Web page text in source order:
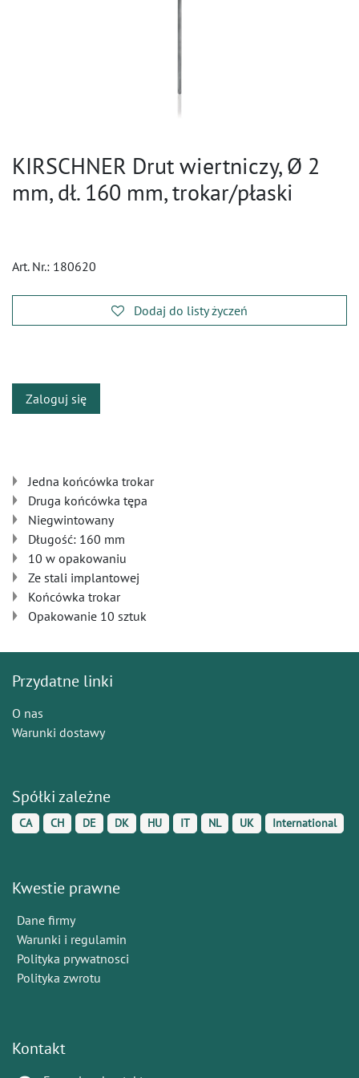
KIRSCHNER Drut wiertniczy, Ø 2
mm, dł. 160 mm, trokar/płaski
Art. Nr.: 180620
Dodaj do listy życzeń
Zaloguj się
Jedna końcówka trokar
Druga końcówka tępa
Niegwintowany
Długość: 160 mm
10 w opakowaniu
Ze stali implantowej
Końcówka trokar
Opakowanie 10 sztuk
Przydatne linki
O nas
Warunki dostawy
Spółki zależne
CA CH DE DK HU IT NL UK International
Kwestie prawne
Dane firmy
Warunki i regulamin
Polityka prywatnosci
Polityka zwrotu
Kontakt